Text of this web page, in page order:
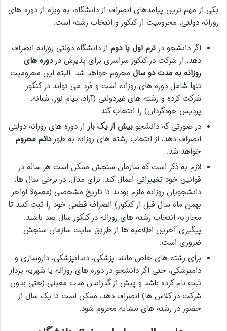
یکی از مهم ترین پیامدهای انصراف از دانشگاه، به ویژه از دوره های
روزانه دولتی، محرومیت از کنکور و انتخاب رشته است:
اگر دانشجو در ترم اول یا دوم از دانشگاه دولتی روزانه انصراف
دهد، از شرکت در کنکور سراسری برای پذیرش دردوره های
روزانه به مدت دو سال محروم خواهد شد. البته این محرومیت
تنها شامل دوره های روزانه است و فرد می تواند در کنکور
شرکت کرده و رشته های غیردولتی (آزاد، پیام نور، شبانه،
پردیس خودگردان) را انتخاب کند.
در صورتی که دانشجو بیش از یک بار از دوره های روزانه دولتی
انصراف دهد، از انتخاب رشته های روزانه به طوردائم محروم
خواهد شد.
لازم به ذکر است که سازمان سنجش ممکن است هر ساله در
قوانین خود تغییراتی اعمال کند. برای مثال، در برخی سال ها،
دانشجویان روزانه ملزم بودند تا تاریخ مشخصی (معمولاً اواخر
بهمن ماه سال قبل از کنکور) انصراف قطعی خود را ثبت کنند تا
مجاز به انتخاب رشته های روزانه در کنکور سال بعد باشند.
پیگیری آخرین اطلاعیه ها از طریق سایت سازمان سنجش
ضروری است.
برای رشته های خاص مانند پزشکی، دندانپزشکی، داروسازی و
دامپزشکی، حتی اگر دانشجو در دوره های روزانه یا شهریه پرداز
ثبت نام کرده باشد و پیش از گذراندن مدت معینی (حتی بدون
شرکت در کلاس ها) انصراف دهد، ممکن است تا یک سال از
حضور در رشته های مشابه محروم شود.